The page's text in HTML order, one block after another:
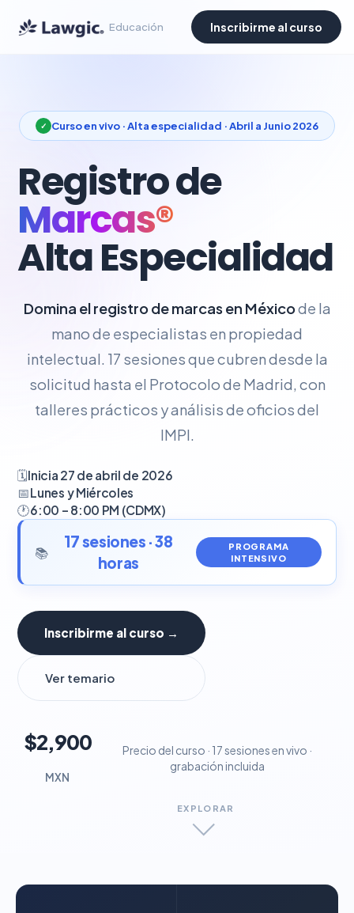
Educación Inscribirme al curso
Curso en vivo · Alta especialidad · Abril a Junio 2026
Registro de
Marcas®
Alta Especialidad
Domina el registro de marcas en Méxicode la
mano de especialistas en propiedad
intelectual. 17 sesiones que cubren desde la
solicitud hasta el Protocolo de Madrid, con
talleres prácticos y análisis de oficios del
IMPI.
🗓️Inicia 27 de abril de 2026
📅Lunes y Miércoles
🕐6:00 – 8:00 PM (CDMX)
📚
17 sesiones · 38
horas
PROGRAMA
INTENSIVO
Inscribirme al curso →
Ver temario
$2,900
MXN
Precio del curso · 17 sesiones en vivo ·
grabación incluida
EXPLORAR